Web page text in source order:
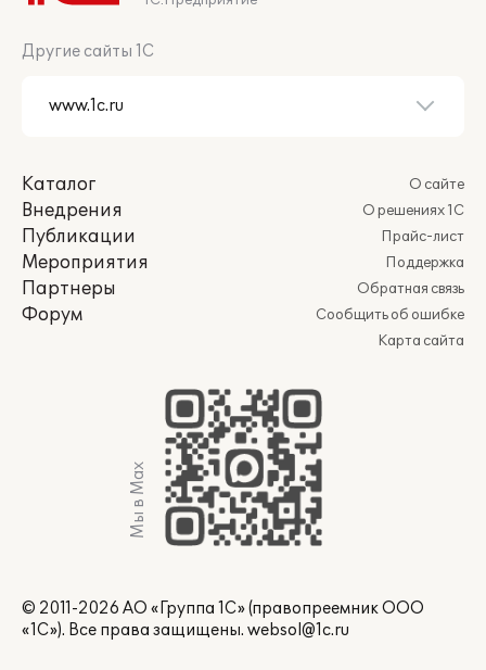
Другие сайты 1С
Каталог
Внедрения
Публикации
Мероприятия
Партнеры
Форум
О сайте
О решениях 1С
Прайс-лист
Поддержка
Обратная связь
Сообщить об ошибке
Карта сайта
Мы в Max
© 2011-2026 АО «Группа 1С» (правопреемник ООО
«1С»). Все права защищены. websol@1c.ru